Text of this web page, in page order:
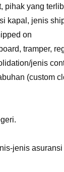
pihak yang
kapal, jenis
on
tramper,
jenis
(custom
jenis asuransi